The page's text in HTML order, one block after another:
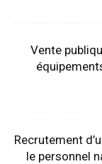
Vente
Recrutement
le personnel